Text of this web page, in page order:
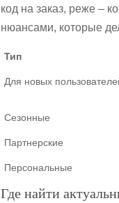
код на заказ, реже –
нюансами, которые
Тип
Для новых
Сезонные
Партнерские
Персональные
Где найти